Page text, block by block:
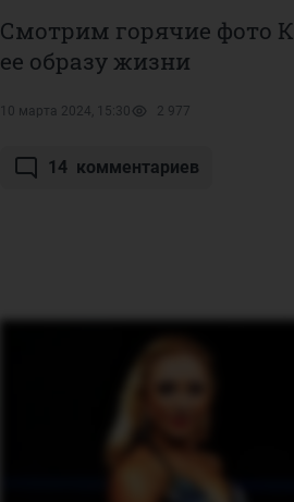
Смотрим горячие фото
ее образу жизни
10 марта 2024, 15:30 2 977
14 комментариев